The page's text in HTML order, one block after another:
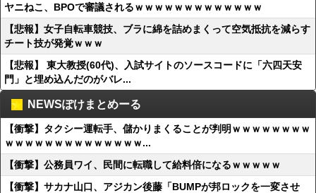
ヤニねこ、BPOで審議されるｗｗｗｗｗｗｗｗｗｗｗｗｗ
【悲報】女子自転車競技、ブラに綿を詰めまくって空気抵抗を減らす
チート技が発覚ｗｗｗ
【悲報】 東大教授(60代)、入試サイトのソースコードに「六四天安
門」と埋め込んだのがバレ...
NEWSぽけまとめーる
【衝撃】タクシー運転手、儲かりまくることが判明ｗｗｗｗｗｗｗｗ
ｗｗｗｗｗｗｗｗｗｗｗｗｗｗ...
【衝撃】公務員ワイ、民間に転職して給料倍になるｗｗｗｗｗ
【衝撃】サカナ山口、アジカン後藤「BUMPが邦ロックを一変させ